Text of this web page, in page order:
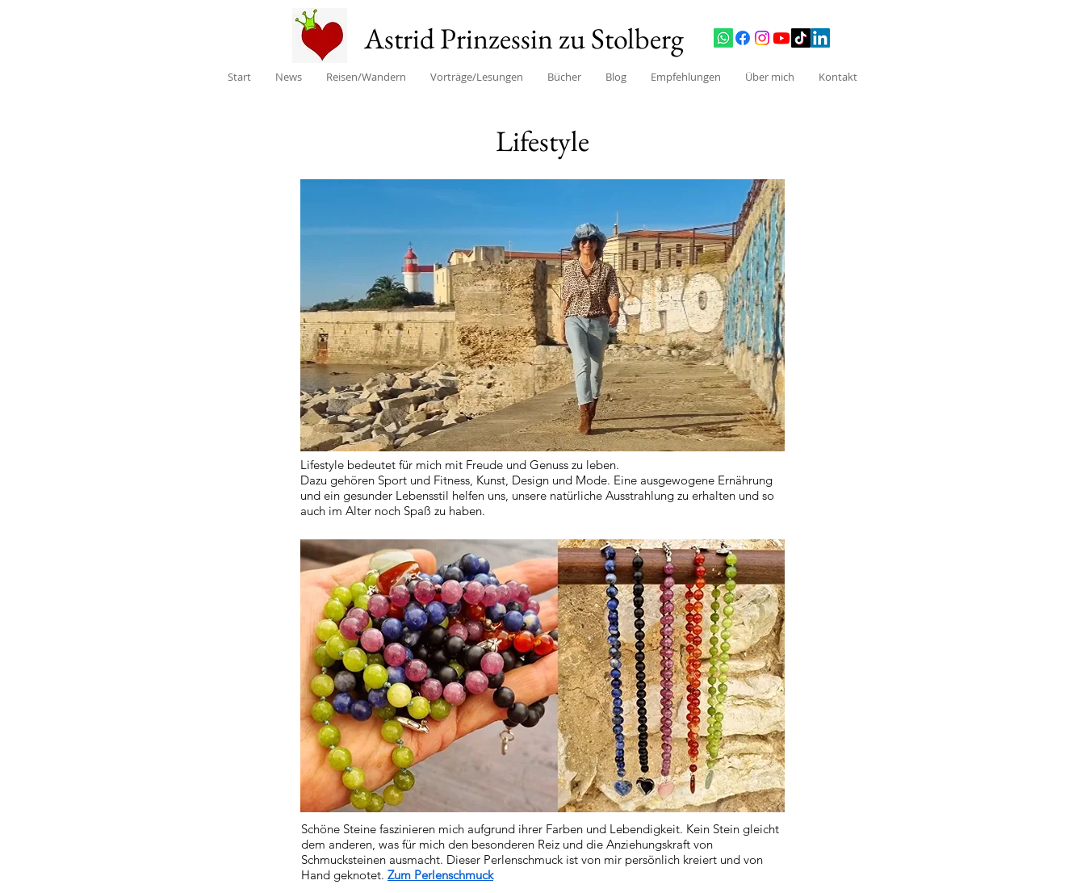
Astrid Prinzessin zu Stolberg
Start News Reisen/Wandern Vorträge/Lesungen Bücher Blog Empfehlungen Über mich Kontakt
Lifestyle
Lifestyle bedeutet für mich mit Freude und Genuss zu leben.
Dazu gehören Sport und Fitness, Kunst, Design und Mode. Eine ausgewogene Ernährung
und ein gesunder Lebensstil helfen uns, unsere natürliche Ausstrahlung zu erhalten und so
auch im Alter noch Spaß zu haben.
Schöne Steine faszinieren mich aufgrund ihrer Farben und Lebendigkeit. Kein Stein gleicht
dem anderen, was für mich den besonderen Reiz und die Anziehungskraft von
Schmucksteinen ausmacht. Dieser Perlenschmuck ist von mir persönlich kreiert und von
Hand geknotet. Zum Perlenschmuck